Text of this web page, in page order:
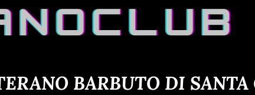
BARBUTO DI